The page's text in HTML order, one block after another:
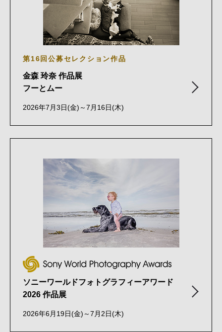
第16回公募セレクション作品
金森 玲奈 作品展
フーとムー
2026年7月3日(金)～7月16日(木)
ソニーワールドフォトグラフィーアワード
2026 作品展
2026年6月19日(金)～7月2日(木)